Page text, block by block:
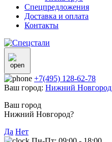
Спецпредложения
Доставка и оплата
Контакты
+7(495) 128-62-78
Ваш город: Нижний Новгород
Ваш город
Нижний Новгород?
Да Нет